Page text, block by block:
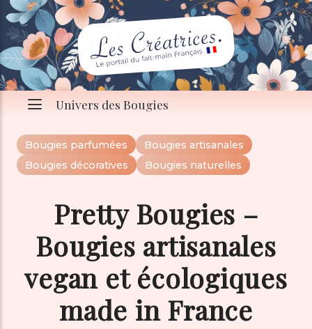
Univers des Bougies
Bougies parfumées
Bougies artisanales
Bougies décoratives
Bougies naturelles
Pretty Bougies –
Bougies artisanales
vegan et écologiques
made in France